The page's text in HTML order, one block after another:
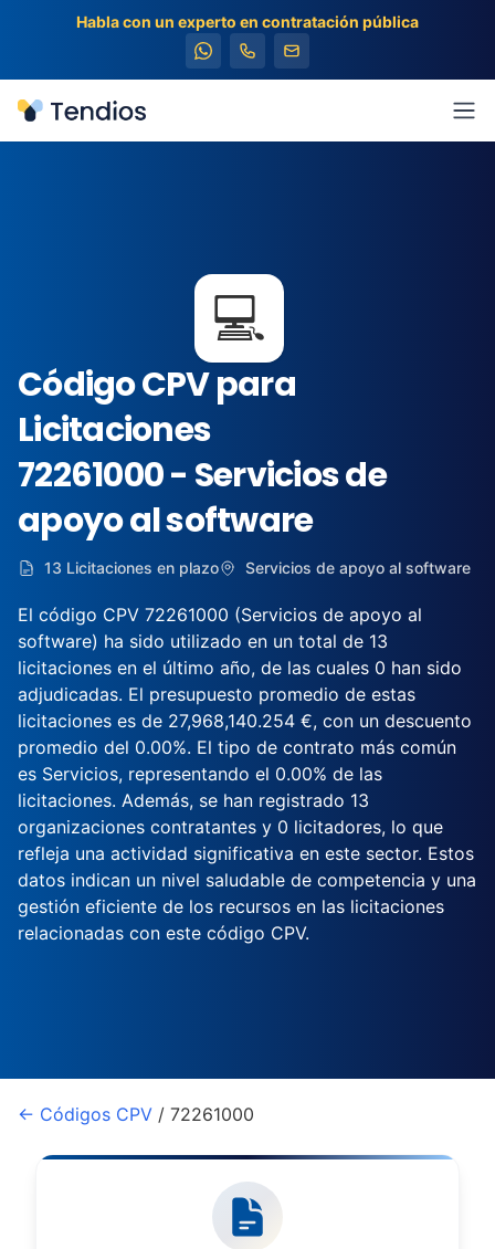
Habla con un experto en contratación pública
Tendios
💻
Código CPV para
Licitaciones
72261000 - Servicios de
apoyo al software
13 Licitaciones en plazo Servicios de apoyo al software
El código CPV 72261000 (Servicios de apoyo al
software) ha sido utilizado en un total de 13
licitaciones en el último año, de las cuales 0 han sido
adjudicadas. El presupuesto promedio de estas
licitaciones es de 27,968,140.254 €, con un descuento
promedio del 0.00%. El tipo de contrato más común
es Servicios, representando el 0.00% de las
licitaciones. Además, se han registrado 13
organizaciones contratantes y 0 licitadores, lo que
refleja una actividad significativa en este sector. Estos
datos indican un nivel saludable de competencia y una
gestión eficiente de los recursos en las licitaciones
relacionadas con este código CPV.
← Códigos CPV / 72261000